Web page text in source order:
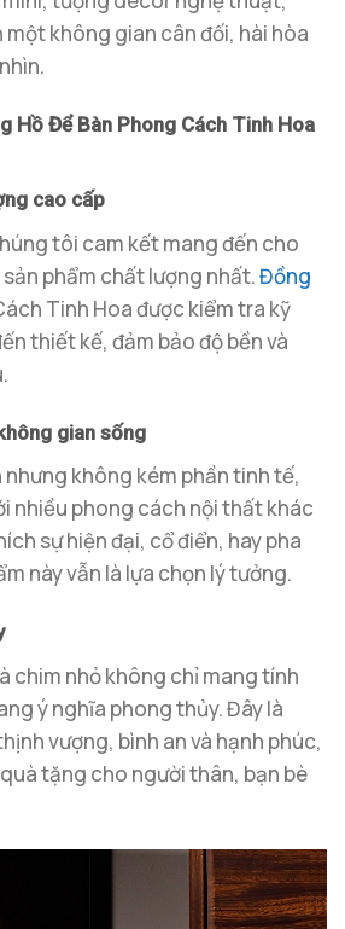
không gian cân đối, hài hòa
Hồ Để Bàn Phong Cách Tinh Hoa
cao cấp
tôi cam kết mang đến cho
phẩm chất lượng nhất.Đồng
Tinh Hoa được kiểm tra kỹ
thiết kế, đảm bảo độ bền và
gian sống
không kém phần tinh tế,
nhiều phong cách nội thất khác
sự hiện đại, cổ điển, hay pha
này vẫn là lựa chọn lý tưởng.
chim nhỏ không chỉ mang tính
ý nghĩa phong thủy. Đây là
vượng, bình an và hạnh phúc,
tặng cho người thân, bạn bè